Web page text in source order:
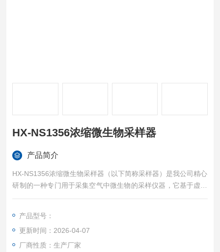
HX-NS1356浓缩微生物采样器
产品简介
HX-NS1356浓缩微生物采样器（以下简称采样器）是我公司精心
研制的一种专门用于采集空气中微生物的采样仪器，它基于虚拟
浓缩器和液体冲击采样器联合使用原理，解决了低浓度微生物难
菌气溶胶及细菌、病毒等的采样。广泛地用于卫生防疫、疾病控
制、制药工业、食品工业、医院、科研教育等部门，为评价空气
环境微生物污染危害及其防治措施提供依据.
产品型号：
更新时间：2026-04-07
厂商性质：生产厂家